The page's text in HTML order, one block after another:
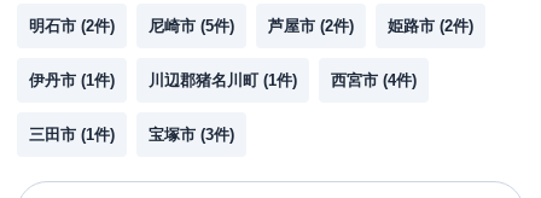
明石市 (2件) 尼崎市 (5件) 芦屋市 (2件) 姫路市 (2件)
伊丹市 (1件) 川辺郡猪名川町 (1件) 西宮市 (4件)
三田市 (1件) 宝塚市 (3件)